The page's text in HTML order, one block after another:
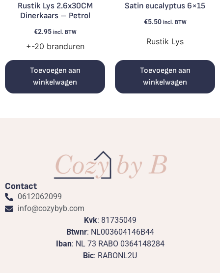
Rustik Lys 2.6x30CM
Dinerkaars – Petrol
€2.95 incl. BTW
+-20 branduren
Toevoegen aan
winkelwagen
Satin eucalyptus 6×15
€5.50 incl. BTW
Rustik Lys
Toevoegen aan
winkelwagen
Contact
0612062099
info@cozybyb.com
Kvk: 81735049
Btwnr: NL003604146B44
Iban: NL 73 RABO 0364148284
Bic: RABONL2U